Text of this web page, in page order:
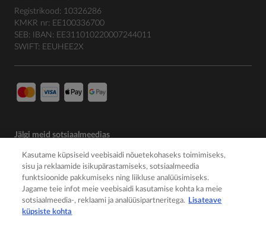
Registrikood: 10326286
KMKR nr: EE100336700
SEB: IBAN: EE311010220007244011
SWIFT: EEUHEE2X
Jälgi meid sotsiaalmeedias
Kasutame küpsiseid veebisaidi nõuetekohaseks toimimiseks,
sisu ja reklaamide isikupärastamiseks, sotsiaalmeedia
funktsioonide pakkumiseks ning liikluse analüüsimiseks.
Jagame teie infot meie veebisaidi kasutamise kohta ka meie
sotsiaalmeedia-, reklaami ja analüüsipartneritega. Lisateave
küpsiste kohta